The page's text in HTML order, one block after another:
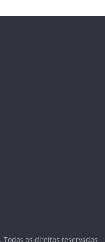
. Todos os direitos reservados